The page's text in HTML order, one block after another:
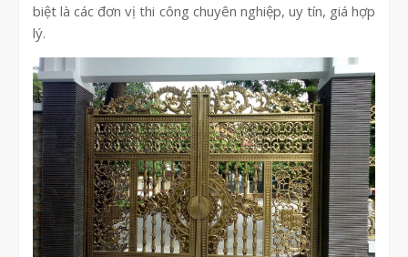
biệt là các đơn vị thi công chuyên nghiệp, uy tín, giá hợp
lý.